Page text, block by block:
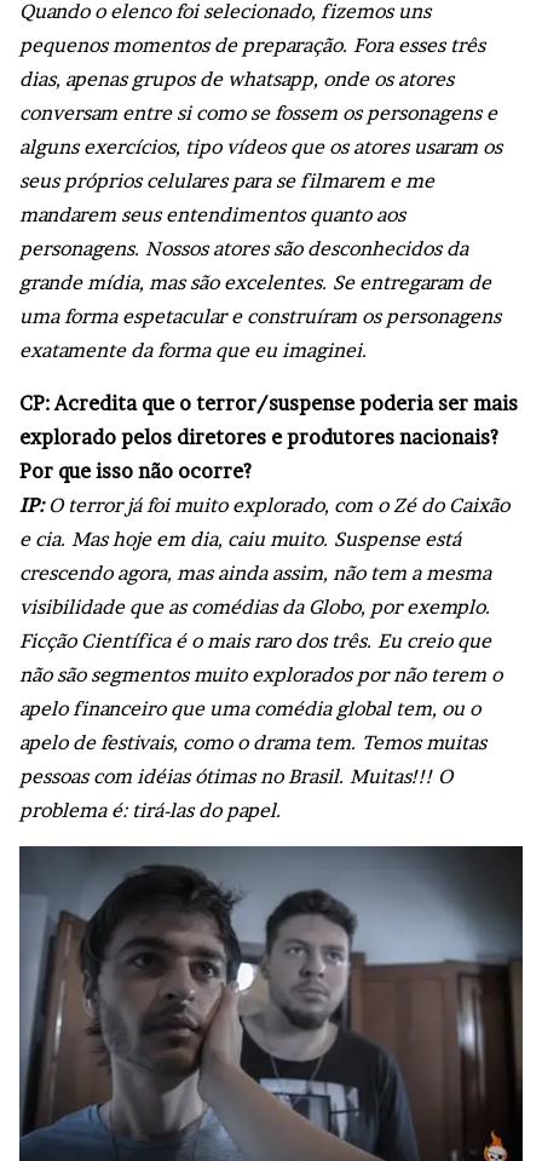
Quando o elenco foi selecionado, fizemos uns
pequenos momentos de preparação. Fora esses três
dias, apenas grupos de whatsapp, onde os atores
conversam entre si como se fossem os personagens e
alguns exercícios, tipo vídeos que os atores usaram os
seus próprios celulares para se filmarem e me
mandarem seus entendimentos quanto aos
personagens. Nossos atores são desconhecidos da
grande mídia, mas são excelentes. Se entregaram de
uma forma espetacular e construíram os personagens
exatamente da forma que eu imaginei.
CP: Acredita que o terror/suspense poderia ser mais
explorado pelos diretores e produtores nacionais?
Por que isso não ocorre?
IP:O terror já foi muito explorado, com o Zé do Caixão
e cia. Mas hoje em dia, caiu muito. Suspense está
crescendo agora, mas ainda assim, não tem a mesma
visibilidade que as comédias da Globo, por exemplo.
Ficção Científica é o mais raro dos três. Eu creio que
não são segmentos muito explorados por não terem o
apelo financeiro que uma comédia global tem, ou o
apelo de festivais, como o drama tem. Temos muitas
pessoas com idéias ótimas no Brasil. Muitas!!! O
problema é: tirá-las do papel.